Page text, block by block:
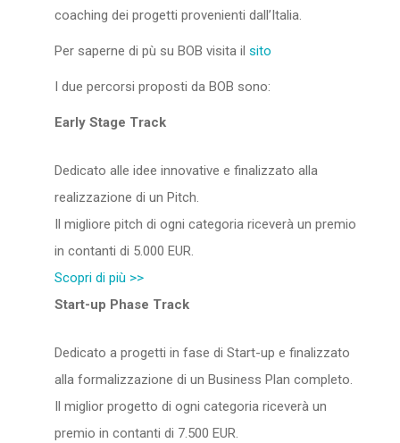
coaching dei progetti provenienti dall’Italia.
Per saperne di pù su BOB visita ilsito
I due percorsi proposti da BOB sono:
Early Stage Track
Dedicato alle idee innovative e finalizzato alla
realizzazione di un Pitch.
Il migliore pitch di ogni categoria riceverà un premio
in contanti di 5.000 EUR.
Scopri di più >>
Start-up Phase Track
Dedicato a progetti in fase di Start-up e finalizzato
alla formalizzazione di un Business Plan completo.
Il miglior progetto di ogni categoria riceverà un
premio in contanti di 7.500 EUR.